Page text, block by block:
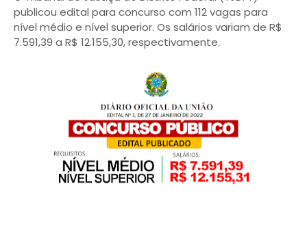
publicou edital para concurso com 112 vagas para
nível médio e nível superior. Os salários variam de R$
7.591,39 a R$ 12.155,30, respectivamente.